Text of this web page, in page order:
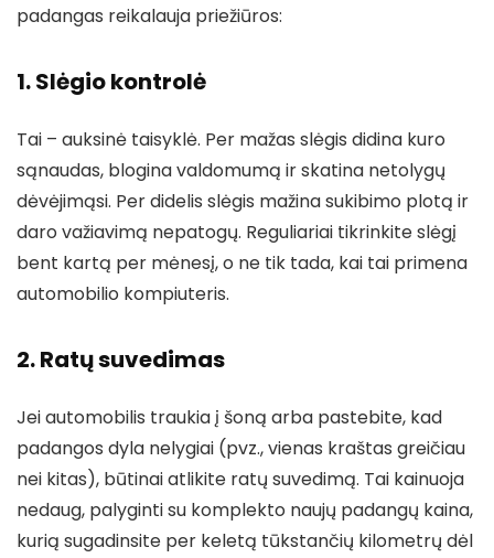
padangas reikalauja priežiūros:
1. Slėgio kontrolė
Tai – auksinė taisyklė. Per mažas slėgis didina kuro
sąnaudas, blogina valdomumą ir skatina netolygų
dėvėjimąsi. Per didelis slėgis mažina sukibimo plotą ir
daro važiavimą nepatogų. Reguliariai tikrinkite slėgį
bent kartą per mėnesį, o ne tik tada, kai tai primena
automobilio kompiuteris.
2. Ratų suvedimas
Jei automobilis traukia į šoną arba pastebite, kad
padangos dyla nelygiai (pvz., vienas kraštas greičiau
nei kitas), būtinai atlikite ratų suvedimą. Tai kainuoja
nedaug, palyginti su komplekto naujų padangų kaina,
kurią sugadinsite per keletą tūkstančių kilometrų dėl